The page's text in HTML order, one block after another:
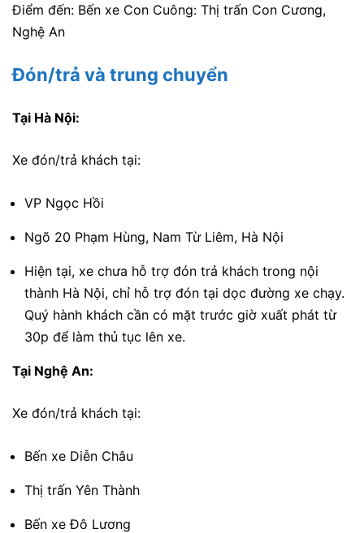
Điểm đến: Bến xe Con Cuông: Thị trấn Con Cương,
Nghệ An
Đón/trả và trung chuyển
Tại Hà Nội:
Xe đón/trả khách tại:
VP Ngọc Hồi
Ngõ 20 Phạm Hùng, Nam Từ Liêm, Hà Nội
Hiện tại, xe chưa hỗ trợ đón trả khách trong nội
thành Hà Nội, chỉ hỗ trợ đón tại dọc đường xe chạy.
Quý hành khách cần có mặt trước giờ xuất phát từ
30p để làm thủ tục lên xe.
Tại Nghệ An:
Xe đón/trả khách tại:
Bến xe Diễn Châu
Thị trấn Yên Thành
Bến xe Đô Lương